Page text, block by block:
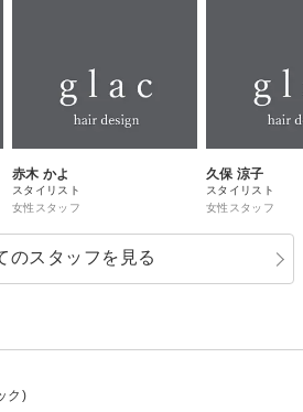
赤木 かよ
スタイリスト
女性スタッフ
久保 涼子
スタイリスト
女性スタッフ
のスタッフを見る
ク)